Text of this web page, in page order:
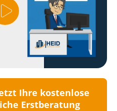
Ihre kostenlose
Erstberatung